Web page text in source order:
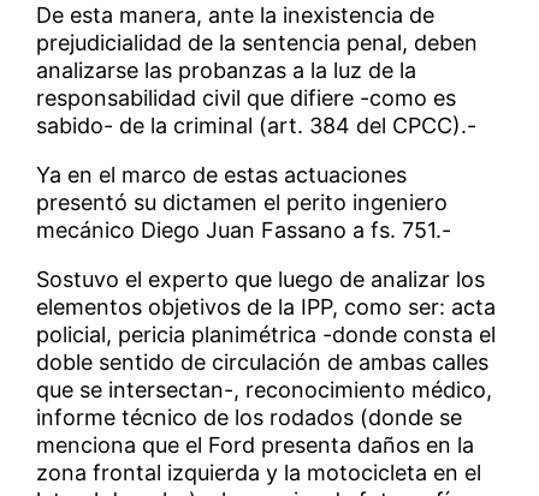
De esta manera, ante la inexistencia de
prejudicialidad de la sentencia penal, deben
analizarse las probanzas a la luz de la
responsabilidad civil que difiere -como es
sabido- de la criminal (art. 384 del CPCC).-
Ya en el marco de estas actuaciones
presentó su dictamen el perito ingeniero
mecánico Diego Juan Fassano a fs. 751.-
Sostuvo el experto que luego de analizar los
elementos objetivos de la IPP, como ser: acta
policial, pericia planimétrica -donde consta el
doble sentido de circulación de ambas calles
que se intersectan-, reconocimiento médico,
informe técnico de los rodados (donde se
menciona que el Ford presenta daños en la
zona frontal izquierda y la motocicleta en el